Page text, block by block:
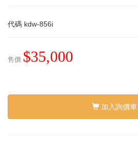
代碼 kdw-856i
售價 $35,000
加入詢價車